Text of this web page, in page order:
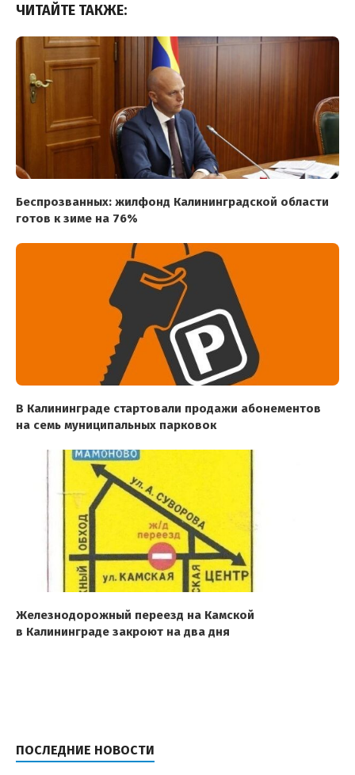
ЧИТАЙТЕ ТАКЖЕ:
Беспрозванных: жилфонд Калининградской области
готов к зиме на 76%
В Калининграде стартовали продажи абонементов
на семь муниципальных парковок
Железнодорожный переезд на Камской
в Калининграде закроют на два дня
ПОСЛЕДНИЕ НОВОСТИ